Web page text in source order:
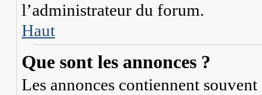
l’administrateur du forum.
Haut
Que sont les annonces ?
Les annonces contiennent